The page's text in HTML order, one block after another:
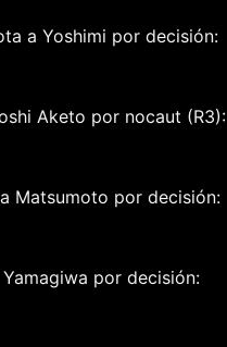
a Yoshimi por decisión:
Aketo por nocaut (R3):
Matsumoto por decisión:
por decisión: